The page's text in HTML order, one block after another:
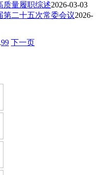
质量履职综述2026-03-03
第二十五次常委会议2026-
99 下一页